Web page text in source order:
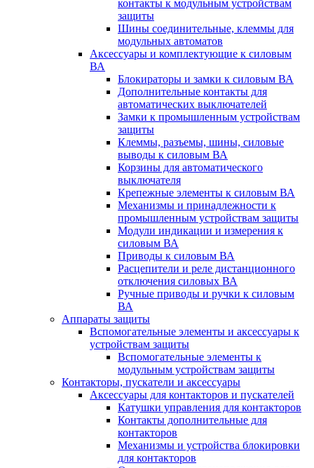
контакты к модульным устройствам
защиты
Шины соединительные, клеммы для
модульных автоматов
Аксессуары и комплектующие к силовым
ВА
Блокираторы и замки к силовым ВА
Дополнительные контакты для
автоматических выключателей
Замки к промышленным устройствам
защиты
Клеммы, разъемы, шины, силовые
выводы к силовым ВА
Корзины для автоматического
выключателя
Крепежные элементы к силовым ВА
Механизмы и принадлежности к
промышленным устройствам защиты
Модули индикации и измерения к
силовым ВА
Приводы к силовым ВА
Расцепители и реле дистанционного
отключения силовых ВА
Ручные приводы и ручки к силовым
ВА
Аппараты защиты
Вспомогательные элементы и аксессуары к
устройствам защиты
Вспомогательные элементы к
модульным устройствам защиты
Контакторы, пускатели и аксессуары
Аксессуары для контакторов и пускателей
Катушки управления для контакторов
Контакты дополнительные для
контакторов
Механизмы и устройства блокировки
для контакторов